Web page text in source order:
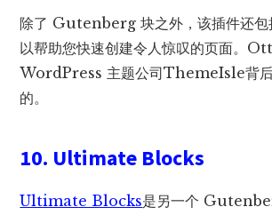
除了 Gutenberg 块之外，该插件还包
以帮助您快速创建令人惊叹的页面。
WordPress 主题公司ThemeIsle背后
的。
10. Ultimate Blocks
Ultimate Blocks是另一个